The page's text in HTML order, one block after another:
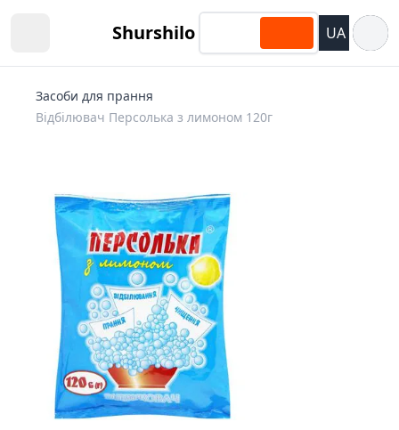
Shurshilo UA
Засоби для прання
Відбілювач Персолька з лимоном 120г